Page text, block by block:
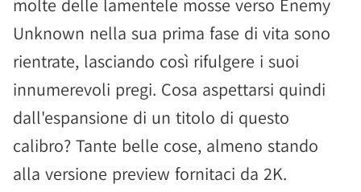
molte delle lamentele mosse verso Enemy
Unknown nella sua prima fase di vita sono
rientrate, lasciando così rifulgere i suoi
innumerevoli pregi. Cosa aspettarsi quindi
dall'espansione di un titolo di questo
calibro? Tante belle cose, almeno stando
alla versione preview fornitaci da 2K.